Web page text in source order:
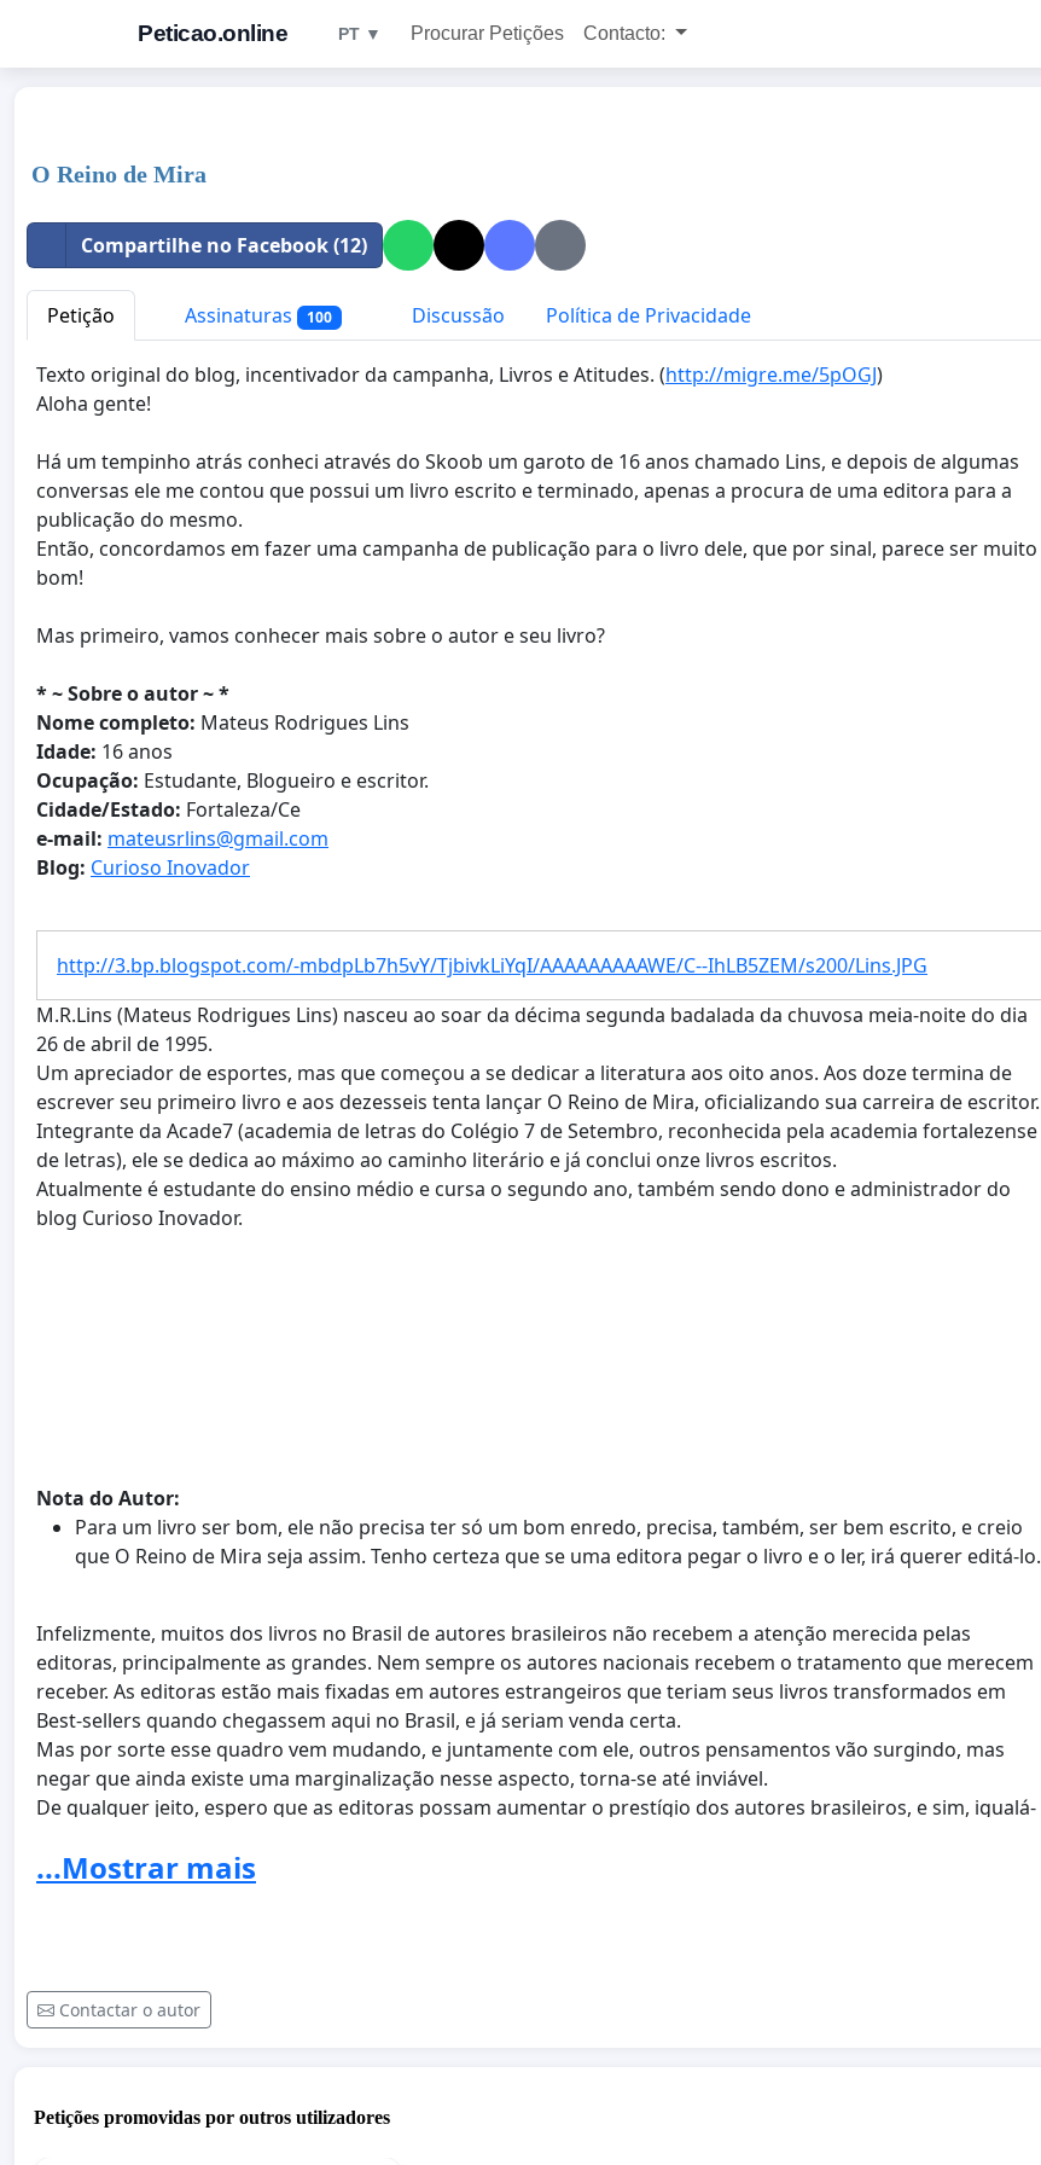
Peticao.online PT ▼ Procurar Petições Contacto:
O Reino de Mira
Compartilhe no Facebook (12)
Petição Assinaturas 100 Discussão Política de Privacidade
Texto original do blog, incentivador da campanha, Livros e Atitudes. (http://migre.me/5pOGJ)
Aloha gente!
Há um tempinho atrás conheci através do Skoob um garoto de 16 anos chamado Lins, e depois de algumas
conversas ele me contou que possui um livro escrito e terminado, apenas a procura de uma editora para a
publicação do mesmo.
Então, concordamos em fazer uma campanha de publicação para o livro dele, que por sinal, parece ser muito
bom!
Mas primeiro, vamos conhecer mais sobre o autor e seu livro?
* ~ Sobre o autor ~ *
Nome completo: Mateus Rodrigues Lins
Idade: 16 anos
Ocupação: Estudante, Blogueiro e escritor.
Cidade/Estado: Fortaleza/Ce
e-mail: mateusrlins@gmail.com
Blog: Curioso Inovador
http://3.bp.blogspot.com/-mbdpLb7h5vY/TjbivkLiYqI/AAAAAAAAAWE/C--IhLB5ZEM/s200/Lins.JPG
M.R.Lins (Mateus Rodrigues Lins) nasceu ao soar da décima segunda badalada da chuvosa meia-noite do dia
26 de abril de 1995.
Um apreciador de esportes, mas que começou a se dedicar a literatura aos oito anos. Aos doze termina de
escrever seu primeiro livro e aos dezesseis tenta lançar O Reino de Mira, oficializando sua carreira de escritor.
Integrante da Acade7 (academia de letras do Colégio 7 de Setembro, reconhecida pela academia fortalezense
de letras), ele se dedica ao máximo ao caminho literário e já conclui onze livros escritos.
Atualmente é estudante do ensino médio e cursa o segundo ano, também sendo dono e administrador do
blog Curioso Inovador.
Nota do Autor:
Para um livro ser bom, ele não precisa ter só um bom enredo, precisa, também, ser bem escrito, e creio
que O Reino de Mira seja assim. Tenho certeza que se uma editora pegar o livro e o ler, irá querer editá-lo.
Infelizmente, muitos dos livros no Brasil de autores brasileiros não recebem a atenção merecida pelas
editoras, principalmente as grandes. Nem sempre os autores nacionais recebem o tratamento que merecem
receber. As editoras estão mais fixadas em autores estrangeiros que teriam seus livros transformados em
Best-sellers quando chegassem aqui no Brasil, e já seriam venda certa.
Mas por sorte esse quadro vem mudando, e juntamente com ele, outros pensamentos vão surgindo, mas
negar que ainda existe uma marginalização nesse aspecto, torna-se até inviável.
De qualquer jeito, espero que as editoras possam aumentar o prestígio dos autores brasileiros, e sim, igualá-
entre estes.
...Mostrar mais
Contactar o autor
Petições promovidas por outros utilizadores